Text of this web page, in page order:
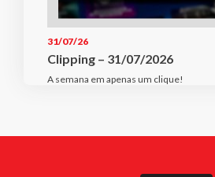
31/07/26
Clipping – 31/07/2026
A semana em apenas um clique!